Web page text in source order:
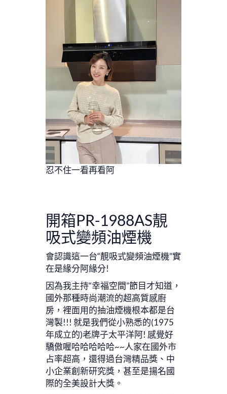
忍不住一看再看阿
開箱PR-1988AS靚
吸式變頻油煙機
會認識這一台“靚吸式變頻油煙機”實
在是緣分阿緣分!
因為我主持“幸福空間”節目才知道，
國外那種時尚潮流的超高質感廚
房，裡面用的抽油煙機根本都是台
灣製!!! 就是我們從小熟悉的(1975
年成立的)老牌子太平洋阿! 感覺好
驕傲喔哈哈哈哈哈~~人家在國外市
占率超高，還得過台灣精品獎、中
小企業創新研究獎，甚至是揚名國
際的全美設計大獎。